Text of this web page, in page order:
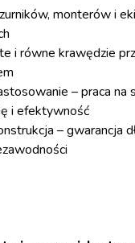
monterów i
i równe krawędzie
– praca na
i efektywność
– gwarancja